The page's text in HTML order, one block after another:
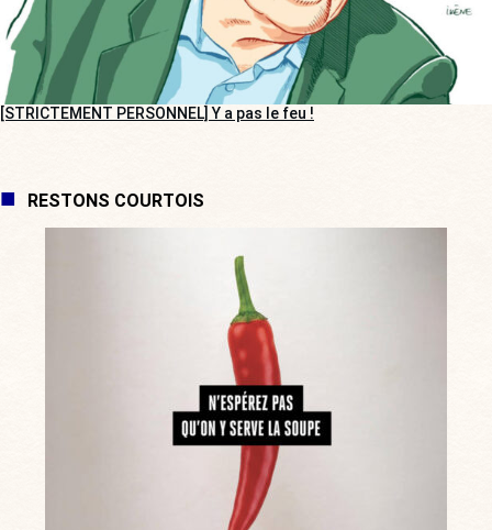
[STRICTEMENT PERSONNEL] Y a pas le feu !
RESTONS COURTOIS